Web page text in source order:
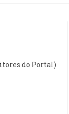
do Portal)